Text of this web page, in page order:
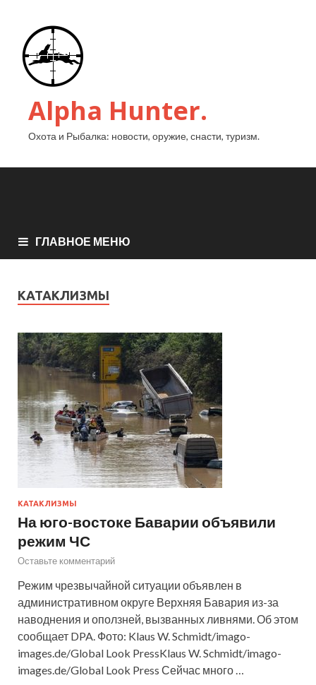
Alpha Hunter.
Охота и Рыбалка: новости, оружие, снасти, туризм.
ГЛАВНОЕ МЕНЮ
КАТАКЛИЗМЫ
КАТАКЛИЗМЫ
На юго-востоке Баварии объявили
режим ЧС
Оставьте комментарий
Режим чрезвычайной ситуации объявлен в
административном округе Верхняя Бавария из-за
наводнения и оползней, вызванных ливнями. Об этом
сообщает DPA. Фото: Klaus W. Schmidt/imago-
images.de/Global Look PressKlaus W. Schmidt/imago-
images.de/Global Look Press Сейчас много …